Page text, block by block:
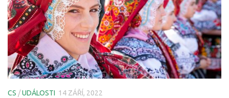
CS /UDÁLOSTI 14 ZÁŘÍ, 2022